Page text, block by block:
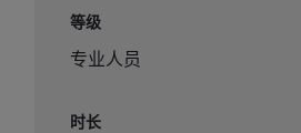
等级
专业人员
时长